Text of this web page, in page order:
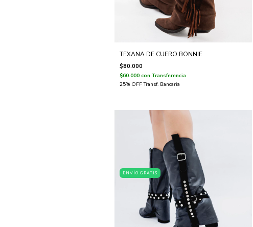
TEXANA DE CUERO BONNIE
$80.000
$60.000 con Transferencia
ENVÍO GRATIS